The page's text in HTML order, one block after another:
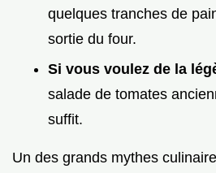
quelques tranches de
sortie du four.
Si vous voulez de la
salade de tomates
suffit.
Un des grands mythes